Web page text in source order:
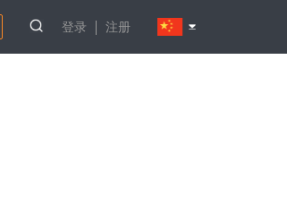
登录 注册